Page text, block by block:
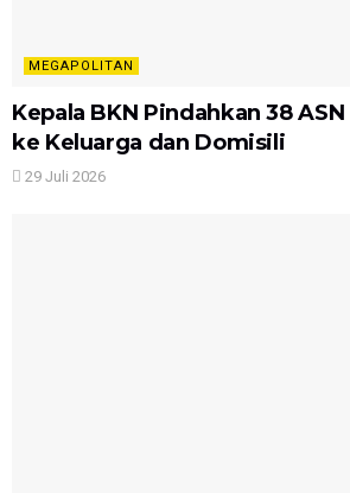
MEGAPOLITAN
Kepala BKN Pindahkan 38
ke Keluarga dan Domisili
29 Juli 2026